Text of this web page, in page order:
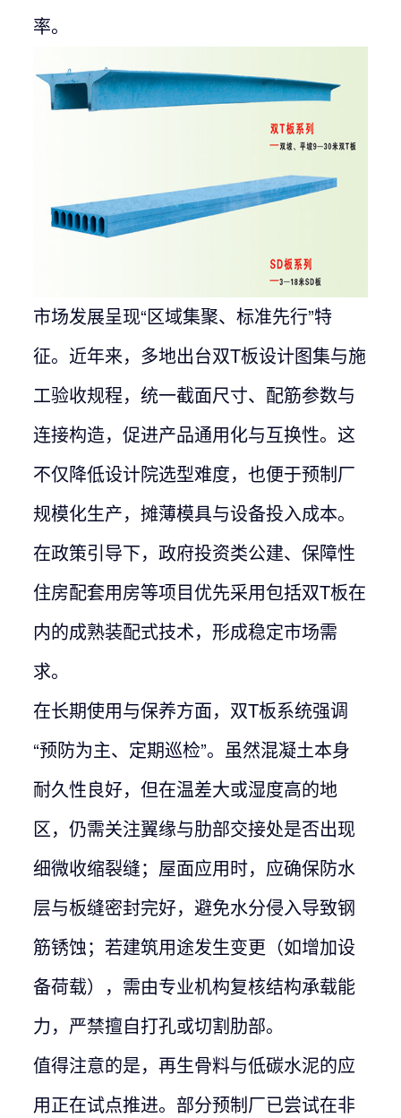
率。
市场发展呈现“区域集聚、标准先行”特
征。近年来，多地出台双T板设计图集与施
工验收规程，统一截面尺寸、配筋参数与
连接构造，促进产品通用化与互换性。这
不仅降低设计院选型难度，也便于预制厂
规模化生产，摊薄模具与设备投入成本。
在政策引导下，政府投资类公建、保障性
住房配套用房等项目优先采用包括双T板在
内的成熟装配式技术，形成稳定市场需
求。
在长期使用与保养方面，双T板系统强调
“预防为主、定期巡检”。虽然混凝土本身
耐久性良好，但在温差大或湿度高的地
区，仍需关注翼缘与肋部交接处是否出现
细微收缩裂缝；屋面应用时，应确保防水
层与板缝密封完好，避免水分侵入导致钢
筋锈蚀；若建筑用途发生变更（如增加设
备荷载），需由专业机构复核结构承载能
力，严禁擅自打孔或切割肋部。
值得注意的是，再生骨料与低碳水泥的应
用正在试点推进。部分预制厂已尝试在非